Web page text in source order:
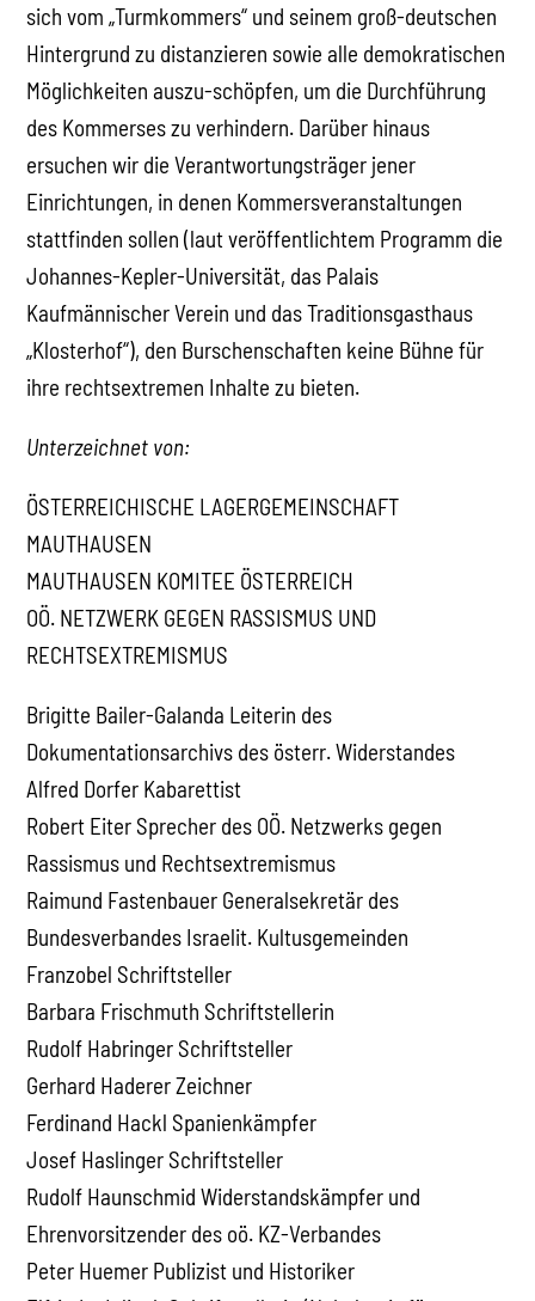
sich vom „Turmkommers“ und seinem groß-deutschen
Hintergrund zu distanzieren sowie alle demokratischen
Möglichkeiten auszu-schöpfen, um die Durchführung
des Kommerses zu verhindern. Darüber hinaus
ersuchen wir die Verantwortungsträger jener
Einrichtungen, in denen Kommersveranstaltungen
stattfinden sollen (laut veröffentlichtem Programm die
Johannes-Kepler-Universität, das Palais
Kaufmännischer Verein und das Traditionsgasthaus
„Klosterhof“), den Burschenschaften keine Bühne für
ihre rechtsextremen Inhalte zu bieten.
Unterzeichnet von:
ÖSTERREICHISCHE LAGERGEMEINSCHAFT
MAUTHAUSEN
MAUTHAUSEN KOMITEE ÖSTERREICH
OÖ. NETZWERK GEGEN RASSISMUS UND
RECHTSEXTREMISMUS
Brigitte Bailer-Galanda Leiterin des
Dokumentationsarchivs des österr. Widerstandes
Alfred Dorfer Kabarettist
Robert Eiter Sprecher des OÖ. Netzwerks gegen
Rassismus und Rechtsextremismus
Raimund Fastenbauer Generalsekretär des
Bundesverbandes Israelit. Kultusgemeinden
Franzobel Schriftsteller
Barbara Frischmuth Schriftstellerin
Rudolf Habringer Schriftsteller
Gerhard Haderer Zeichner
Ferdinand Hackl Spanienkämpfer
Josef Haslinger Schriftsteller
Rudolf Haunschmid Widerstandskämpfer und
Ehrenvorsitzender des oö. KZ-Verbandes
Peter Huemer Publizist und Historiker